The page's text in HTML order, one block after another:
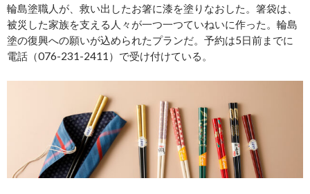
輪島塗職人が、救い出したお箸に漆を塗りなおした。箸袋は、
被災した家族を支える人々が一つ一つていねいに作った。輪島
塗の復興への願いが込められたプランだ。予約は5日前までに
電話（076-231-2411）で受け付けている。